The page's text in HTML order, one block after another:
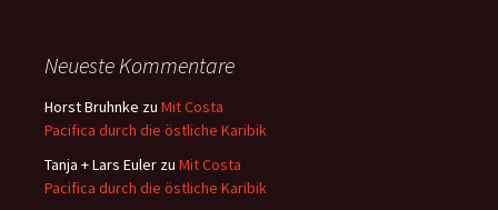
Neueste Kommentare
Horst Bruhnke zu Mit Costa
Pacifica durch die östliche Karibik
Tanja + Lars Euler zu Mit Costa
Pacifica durch die östliche Karibik